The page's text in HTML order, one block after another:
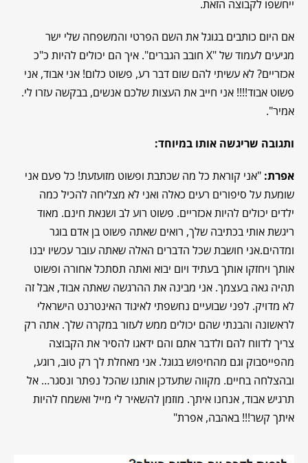
ייחשפו לקבוצה הזאת.
אם היום כותבים בגוגל את השם הפרטי והמשפחה שלי ישר
מגיעים לעמוד של "X חובב הגברים". איך הם יכולים להיות כ"כ
אכזריים? לא עשיתי להם שום דבר רע, פשוט כלום! אני אבוד, אני
פשוט אבוד!!!! אני חייב את העצות שלכם אנשים, בבקשה עזרו לי.
אמיר".
ותגובה שריגשה אותו במיוחד:
אפרת: "אני קוראת כל מה שכתבת ופשוט מזועזעת! כל פעם אני
שומעת על סיפורים רעים כאלה ואני לא מצליחה להכיל כמה
ילדים יכולים להיות אכזריים. פשוט רוע לב ושנאת חינם. מאוד
ריגשת אותי בכתיבה שלך, רואים שאתה פשוט בן אדם בוגר
ומדהים.אני חושבת שכל הדברים האלה שאתה עובר עכשיו יבנו
אותך ויחזקו אותך בעתיד ויום יבוא ואתה תסתכל אחורה ופשוט
תהיה גאה בעצמך. אני מבינה את ההרגשה שאתה אבוד, אבל זה
לא מדויק. לפני שבועיים נחשפתי לאיגוד האינטרנט הישראלי
לראשונה והבנתי שהם יכולים ממש לעזור במקרה שלך. אתה רק
צריך לדווח להם ולדבר אתם והם ידאגו להסיר את הקבוצה
מהפייסבוק וגם מהחיפוש בגוגל. אני מאחלת לך רק טוב, רוגע,
ובהצלחה בחיים. מקווה שתעדכן אותנו שהכל נפתר ונסגר… אל
תרגיש אבוד, אנחנו איתך. מוזמן להשאיר לי מייל ואשמח להיות
איתך קשר!!! באהבה, אפרת"